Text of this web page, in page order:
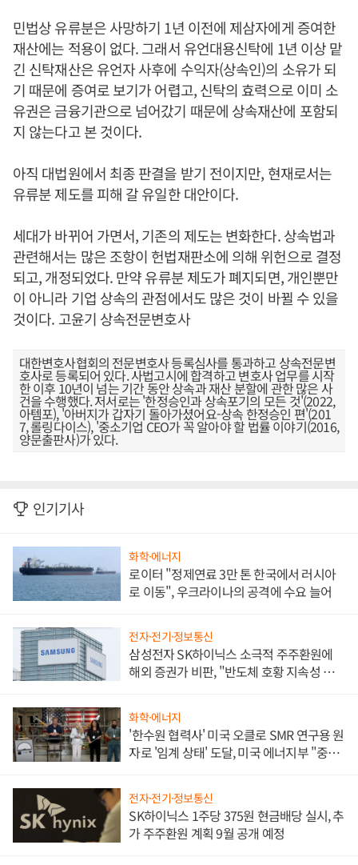
민법상 유류분은 사망하기 1년 이전에 제삼자에게 증여한
재산에는 적용이 없다. 그래서 유언대용신탁에 1년 이상 맡
긴 신탁재산은 유언자 사후에 수익자(상속인)의 소유가 되
기 때문에 증여로 보기가 어렵고, 신탁의 효력으로 이미 소
유권은 금융기관으로 넘어갔기 때문에 상속재산에 포함되
지 않는다고 본 것이다.
아직 대법원에서 최종 판결을 받기 전이지만, 현재로서는
유류분 제도를 피해 갈 유일한 대안이다.
세대가 바뀌어 가면서, 기존의 제도는 변화한다. 상속법과
관련해서는 많은 조항이 헌법재판소에 의해 위헌으로 결정
되고, 개정되었다. 만약 유류분 제도가 폐지되면, 개인뿐만
이 아니라 기업 상속의 관점에서도 많은 것이 바뀔 수 있을
것이다. 고윤기 상속전문변호사
대한변호사협회의 전문변호사 등록심사를 통과하고 상속전문변
호사로 등록되어 있다. 사법고시에 합격하고 변호사 업무를 시작
한 이후 10년이 넘는 기간 동안 상속과 재산 분할에 관한 많은 사
건을 수행했다. 저서로는 '한정승인과 상속포기의 모든 것'(2022,
아템포), '아버지가 갑자기 돌아가셨어요-상속 한정승인 편'(201
7, 롤링다이스), '중소기업 CEO가 꼭 알아야 할 법률 이야기(2016,
양문출판사)가 있다.
인기기사
화학·에너지
로이터 "정제연료 3만 톤 한국에서 러시아
로 이동", 우크라이나의 공격에 수요 늘어
전자·전기·정보통신
삼성전자 SK하이닉스 소극적 주주환원에
해외 증권가 비판, "반도체 호황 지속성 의
화학·에너지
'한수원 협력사' 미국 오클로 SMR 연구용 원
자로 '임계 상태' 도달, 미국 에너지부 "중요
전자·전기·정보통신
SK하이닉스 1주당 375원 현금배당 실시, 추
가 주주환원 계획 9월 공개 예정